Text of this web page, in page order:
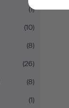
(1)
(10)
(8)
(26)
(8)
(1)